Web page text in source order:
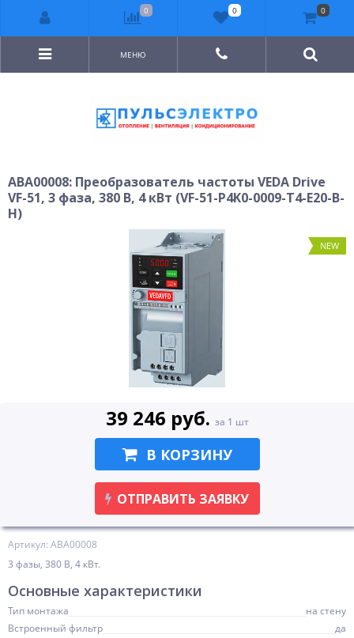
МЕНЮ
ABA00008: Преобразователь частоты VEDA Drive
VF-51, 3 фаза, 380 В, 4 кВт (VF-51-P4K0-0009-T4-E20-B-
H)
NEW
Артикул: ABA00008
3 фазы, 380 В, 4 кВт.
39 246 руб. за 1 шт
В КОРЗИНУ
ОТПРАВИТЬ ЗАЯВКУ
Основные характеристики
Тип монтажа
на стену
Встроенный фильтр
да
0 0 0